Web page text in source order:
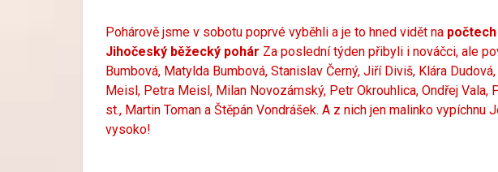
Pohárově jsme v sobotu poprvé vyběhli a je to hned vidět na
Jihočeský běžecký pohár Za poslední týden přibyli i nováčci, ale
Bumbová, Matylda Bumbová, Stanislav Černý, Jiří Diviš, Klára
Meisl, Petra Meisl, Milan Novozámský, Petr Okrouhlica, Ondřej
st., Martin Toman a Štěpán Vondrášek. A z nich jen malinko
vysoko!